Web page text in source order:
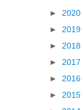
► 2020
► 2019
► 2018
► 2017
► 2016
► 2015